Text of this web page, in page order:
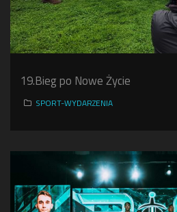
19.Bieg po Nowe Życie
SPORT-WYDARZENIA